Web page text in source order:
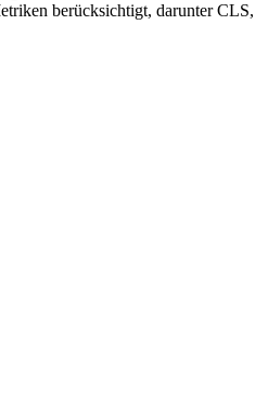
berücksichtigt, darunter CLS,